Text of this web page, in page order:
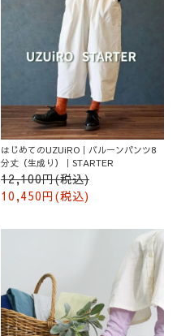
はじめてのUZUiRO｜バルーンパンツ8
分丈（生成り）｜STARTER
12,100円(税込)
10,450円(税込)